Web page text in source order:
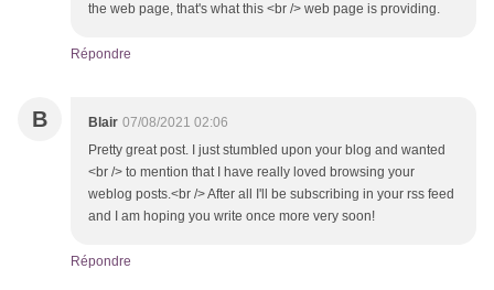
the web page, that's what this <br /> web page is providing.
Répondre
B Blair 07/08/2021 02:06
Pretty great post. I just stumbled upon your blog and wanted
<br /> to mention that I have really loved browsing your
weblog posts.<br /> After all I'll be subscribing in your rss feed
and I am hoping you write once more very soon!
Répondre